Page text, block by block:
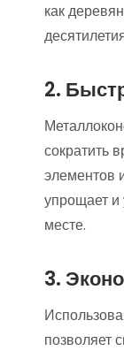
как
2.
сократить
элементов
упрощает и
месте.
3.
позволяет